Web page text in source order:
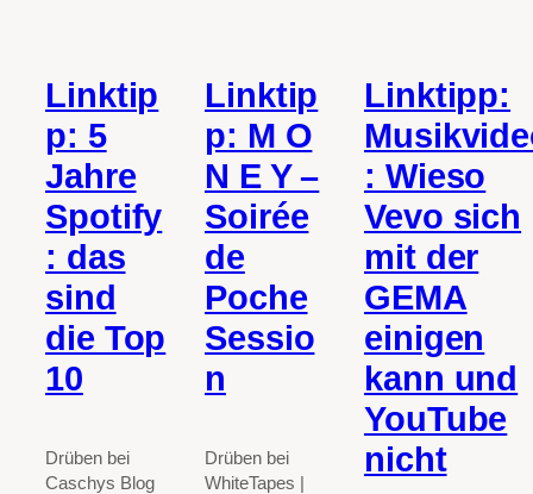
Linktip
p: 5
Jahre
Spotify
: das
sind
die Top
10
Drüben bei
Caschys Blog
Linktip
p: M O
N E Y –
Soirée
de
Poche
Sessio
n
Drüben bei
WhiteTapes |
Linktipp:
: Wieso
Vevo sich
mit der
GEMA
einigen
kann und
YouTube
nicht